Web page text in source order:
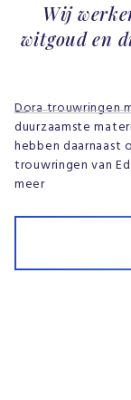
Wij
witgoud en
Dora trouwringen
duurzaamste
hebben daarnaast
trouwringen van
meer